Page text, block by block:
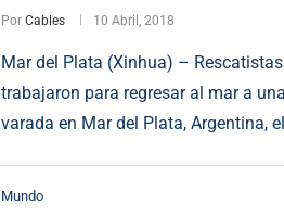
Por Cables 10 Abril, 2018
Mar del Plata (Xinhua) –
trabajaron para regresar al mar a
varada en Mar del Plata, Argentina,
Mundo